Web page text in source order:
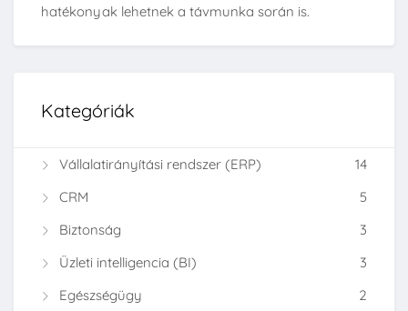
hatékonyak lehetnek a távmunka során is.
Kategóriák
Vállalatirányítási rendszer (ERP)
14
CRM
5
Biztonság
3
Üzleti intelligencia (BI)
3
Egészségügy
2